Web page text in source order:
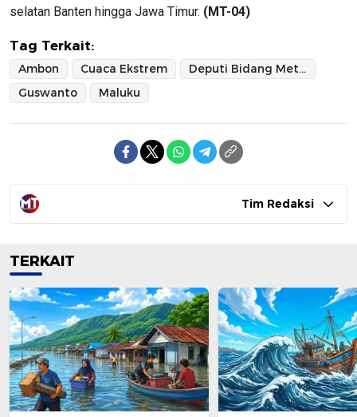
selatan Banten hingga Jawa Timur. (MT-04)
Tag Terkait:
Ambon Cuaca Ekstrem
Deputi Bidang Meteorologi BMKG
Guswanto
Maluku
Tim Redaksi
TERKAIT